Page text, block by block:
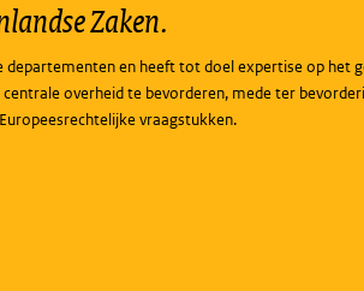
Zaken.
departementen en heeft tot doel expertise op het
overheid te bevorderen, mede ter
vraagstukken.